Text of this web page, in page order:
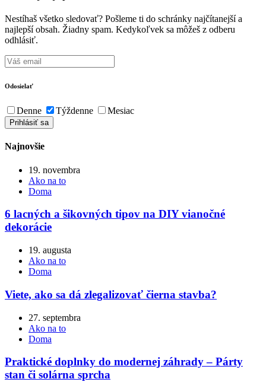
Nestíhaš všetko sledovať? Pošleme ti do schránky najčítanejší a
najlepší obsah. Žiadny spam. Kedykoľvek sa môžeš z odberu
odhlásiť.
Odosielať
Denne Týždenne Mesiac
Najnovšie
19. novembra
Ako na to
Doma
6 lacných a šikovných tipov na DIY vianočné
dekorácie
19. augusta
Ako na to
Doma
Viete, ako sa dá zlegalizovať čierna stavba?
27. septembra
Ako na to
Doma
Praktické doplnky do modernej záhrady – Párty
stan či solárna sprcha